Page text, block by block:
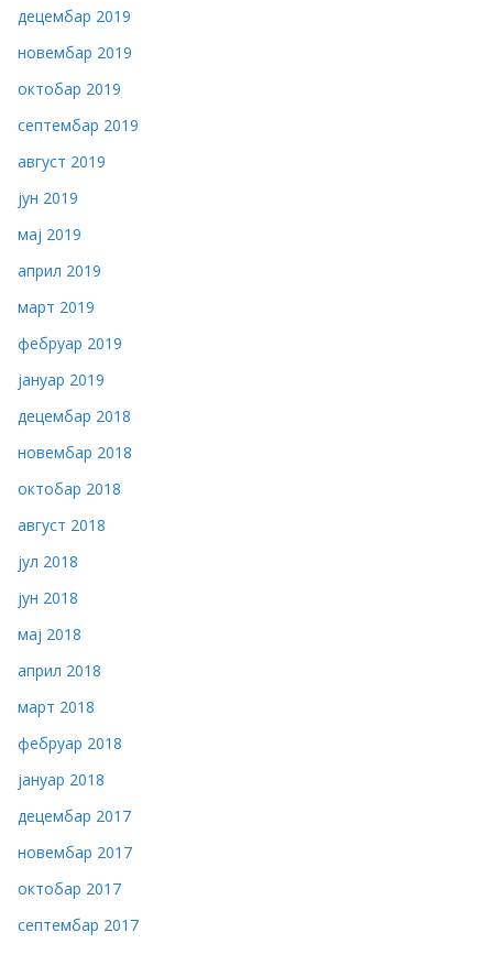
децембар 2019
новембар 2019
октобар 2019
септембар 2019
август 2019
јун 2019
мај 2019
април 2019
март 2019
фебруар 2019
јануар 2019
децембар 2018
новембар 2018
октобар 2018
август 2018
јул 2018
јун 2018
мај 2018
април 2018
март 2018
фебруар 2018
јануар 2018
децембар 2017
новембар 2017
октобар 2017
септембар 2017